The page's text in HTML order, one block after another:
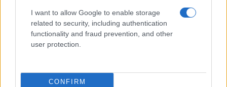
I want to allow Google to enable storage
related to security, including authentication
functionality and fraud prevention, and other
user protection.
CONFIRM